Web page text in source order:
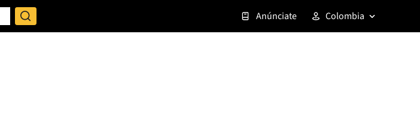
Anúnciate Colombia